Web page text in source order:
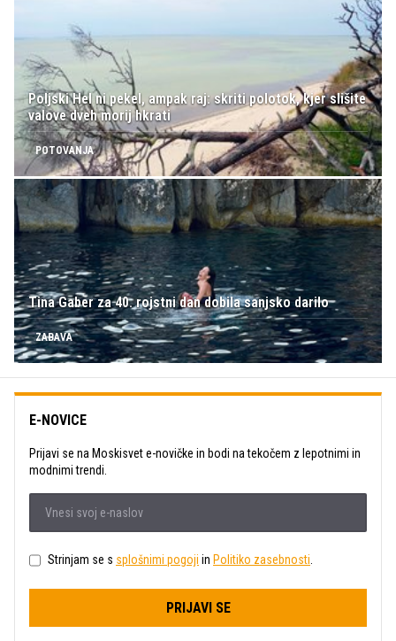
Poljski Hel ni pekel, ampak raj: skriti polotok, kjer slišite
valove dveh morij hkrati
POTOVANJA
Tina Gaber za 40. rojstni dan dobila sanjsko darilo
ZABAVA
E-NOVICE
Prijavi se na Moskisvet e-novičke in bodi na tekočem z lepotnimi in
modnimi trendi.
Strinjam se s splošnimi pogoji in Politiko zasebnosti
PRIJAVI SE